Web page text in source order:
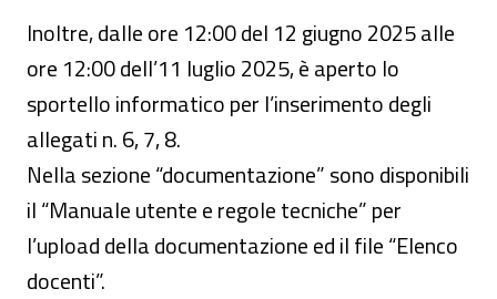
Inoltre, dalle ore 12:00 del 12 giugno 2025 alle
ore 12:00 dell’11 luglio 2025, è aperto lo
sportello informatico per l’inserimento degli
allegati n. 6, 7, 8.
Nella sezione “documentazione” sono disponibili
il “Manuale utente e regole tecniche” per
l’upload della documentazione ed il file “Elenco
docenti”.